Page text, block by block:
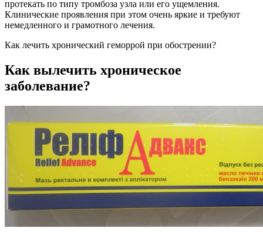
протекать по типу тромбоза узла или его ущемления.
Клинические проявления при этом очень яркие и требуют
немедленного и грамотного лечения.
Как лечить хронический геморрой при обострении?
Как вылечить хроническое
заболевание?